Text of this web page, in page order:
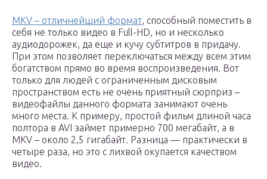
MKV – отличнейший формат, способный поместить в
себя не только видео в Full-HD, но и несколько
аудиодорожек, да еще и кучу субтитров в придачу.
При этом позволяет переключаться между всем этим
богатством прямо во время воспроизведения. Вот
только для людей с ограниченным дисковым
пространством есть не очень приятный сюрприз –
видеофайлы данного формата занимают очень
много места. К примеру, простой фильм длиной часа
полтора в AVI займет примерно 700 мегабайт, а в
MKV – около 2,5 гигабайт. Разница — практически в
четыре раза, но это с лихвой окупается качеством
видео.